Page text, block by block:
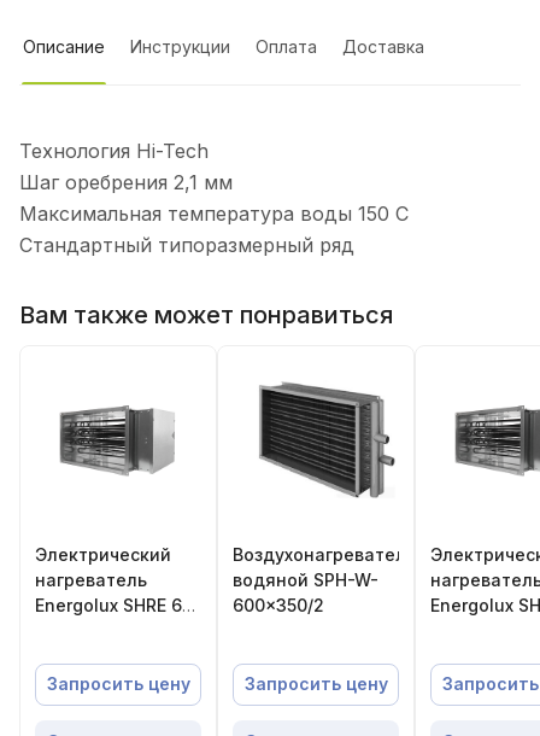
Описание Инструкции Оплата Доставка
Технология Hi-Tech
Шаг оребрения 2,1 мм
Максимальная температура воды 150 C
Стандартный типоразмерный ряд
Вам также может понравиться
Электрический
нагреватель
Energolux SHRE 60-
Запросить цену
Воздухонагреватель
водяной SPH-W-
600×350/2
Запросить цену
Energolux